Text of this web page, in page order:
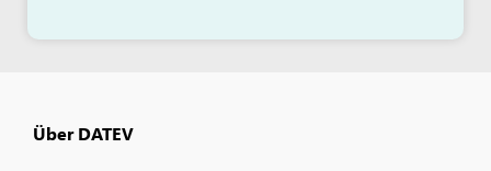
Über DATEV